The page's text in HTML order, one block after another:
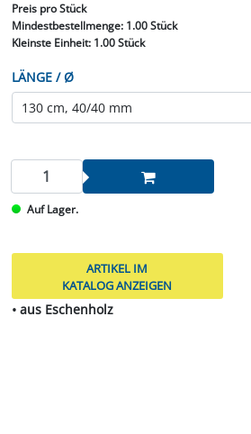
Preis pro Stück
Mindestbestellmenge: 1.00 Stück
Kleinste Einheit:1.00 Stück
LÄNGE / Ø
Auf Lager.
ARTIKEL IM
KATALOG ANZEIGEN
• aus Eschenholz